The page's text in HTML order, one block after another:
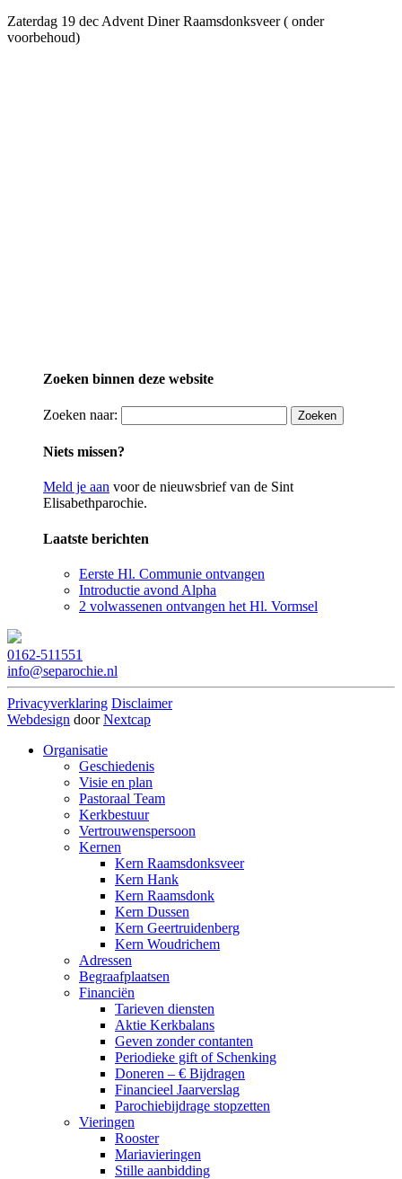
Zaterdag 19 dec Advent Diner Raamsdonksveer ( onder
voorbehoud)
Zoeken binnen deze website
Zoeken naar:
Niets missen?
Meld je aan voor de nieuwsbrief van de Sint
Elisabethparochie.
Laatste berichten
Eerste Hl. Communie ontvangen
Introductie avond Alpha
2 volwassenen ontvangen het Hl. Vormsel
0162-511551
info@separochie.nl
Privacyverklaring Disclaimer
Webdesign doorNextcap
Organisatie
Geschiedenis
Visie en plan
Pastoraal Team
Kerkbestuur
Vertrouwenspersoon
Kernen
Kern Raamsdonksveer
Kern Hank
Kern Raamsdonk
Kern Dussen
Kern Geertruidenberg
Kern Woudrichem
Adressen
Begraafplaatsen
Financiën
Tarieven diensten
Aktie Kerkbalans
Geven zonder contanten
Periodieke gift of Schenking
Doneren – € Bijdragen
Financieel Jaarverslag
Parochiebijdrage stopzetten
Vieringen
Rooster
Mariavieringen
Stille aanbidding